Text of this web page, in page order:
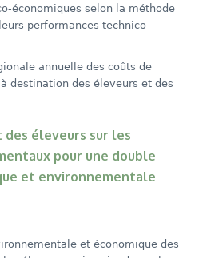
économiques selon la méthode
performances technico-
annuelle des coûts de
destination des éleveurs et des
des éleveurs sur les
pour une double
et environnementale
et économique des